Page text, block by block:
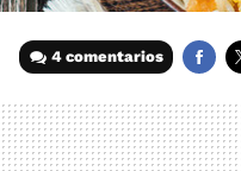
4 comentarios